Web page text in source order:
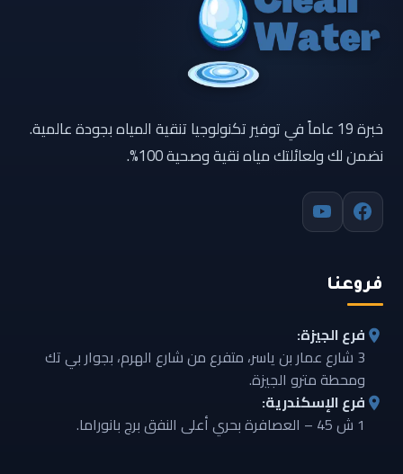
خبرة 19 عاماً في توفير تكنولوجيا تنقية المياه بجودة عالمية.
نضمن لك ولعائلتك مياه نقية وصحية 100%.
فروعنا
فرع الجيزة:
3 شارع عمار بن ياسر، متفرع من شارع الهرم، بجوار بي تك
ومحطة مترو الجيزة.
فرع الإسكندرية:
1 ش 45 – العصافرة بحري أعلى النفق برج بانوراما.